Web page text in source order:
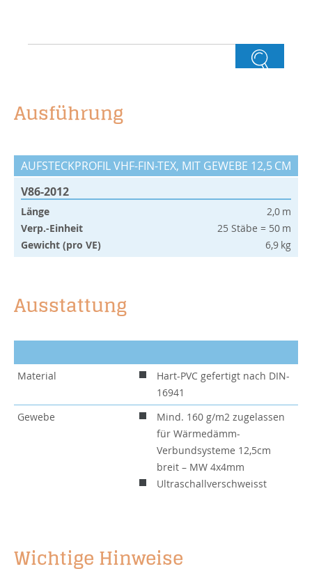
Ausführung
AUFSTECKPROFIL VHF-FIN-TEX, MIT GEWEBE 12,5 CM
V86-2012
Länge
2,0 m
Verp.-Einheit
25 Stäbe = 50 m
Gewicht (pro VE)
6,9 kg
Ausstattung
Material
Hart-PVC gefertigt nach DIN-
16941
Gewebe
Mind. 160 g/m2 zugelassen
für Wärmedämm-
Verbundsysteme 12,5cm
breit – MW 4x4mm
Ultraschallverschweisst
Wichtige Hinweise